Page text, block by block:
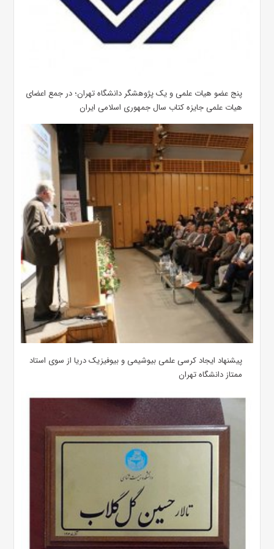
پنج عضو هیات علمی و یک پژوهشگر دانشگاه تهران؛ در جمع اعضای
هیات علمی جایزه کتاب سال جمهوری اسلامی ایران
پیشنهاد ایجاد کرسی علمی بیوشیمی و بیوفیزیک دریا از سوی استاد
ممتاز دانشگاه تهران